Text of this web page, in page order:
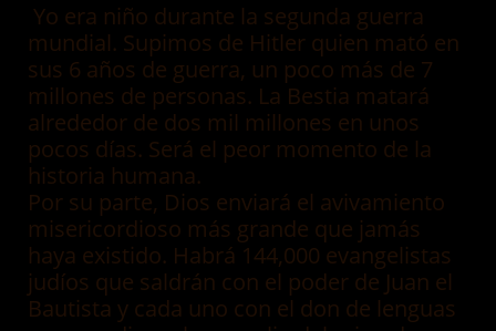
Yo era niño durante la segunda guerra
mundial. Supimos de Hitler quien mató en
sus 6 años de guerra, un poco más de 7
millones de personas. La Bestia matará
alrededor de dos mil millones en unos
pocos días. Será el peor momento de la
historia humana.
Por su parte, Dios enviará el avivamiento
misericordioso más grande que jamás
haya existido. Habrá 144,000 evangelistas
judíos que saldrán con el poder de Juan el
Bautista y cada uno con el don de lenguas